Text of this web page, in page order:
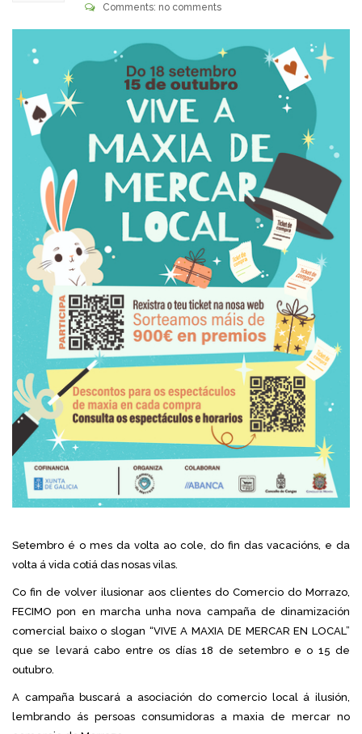
Comments: no comments
Setembro é o mes da volta ao cole, do fin das vacacións, e da
volta á vida cotiá das nosas vilas.
Co fin de volver ilusionar aos clientes do Comercio do Morrazo,
FECIMO pon en marcha unha nova campaña de dinamización
comercial baixo o slogan “VIVE A MAXIA DE MERCAR EN LOCAL”
que se levará cabo entre os días 18 de setembro e o 15 de
outubro.
A campaña buscará a asociación do comercio local á ilusión,
lembrando ás persoas consumidoras a maxia de mercar no